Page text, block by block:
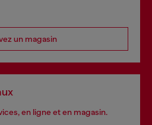
un magasin
en ligne et en magasin.